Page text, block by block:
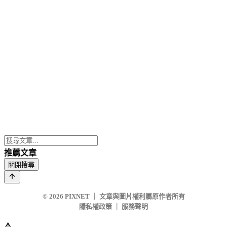
推薦文章
關閉搜尋
© 2026 PIXNET
文章與圖片權利屬原作者所有
隱私權政策
服務聲明